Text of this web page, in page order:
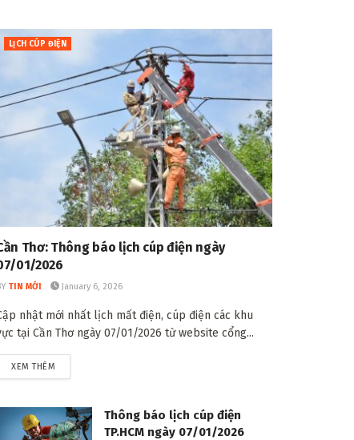
LỊCH CÚP ĐIỆN
Thơ: Thông báo lịch cúp điện ngày
01/2026
TIN MỚI January 6, 2026
nhật mới nhất lịch mất điện, cúp điện các khu
tại Cần Thơ ngày 07/01/2026 từ website cổng...
XEM THÊM
Thông báo lịch cúp điện
TP.HCM ngày 07/01/2026